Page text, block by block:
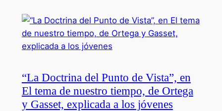
“La Doctrina del Punto de Vista”, en
El tema de nuestro tiempo, de Ortega
y Gasset, explicada a los jóvenes